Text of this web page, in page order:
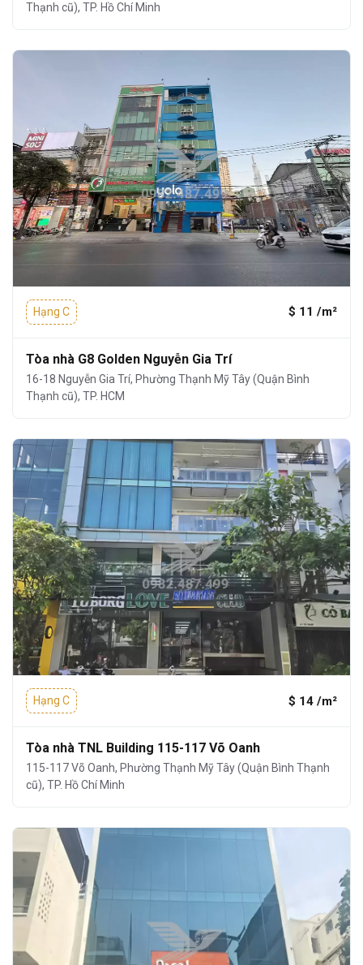
Thạnh cũ), TP. Hồ Chí Minh
Hạng C $ 11 /m²
Tòa nhà G8 Golden Nguyễn Gia Trí
16-18 Nguyễn Gia Trí, Phường Thạnh Mỹ Tây (Quận Bình
Thạnh cũ), TP. HCM
Hạng C $ 14 /m²
Tòa nhà TNL Building 115-117 Võ Oanh
115-117 Võ Oanh, Phường Thạnh Mỹ Tây (Quận Bình Thạnh
cũ), TP. Hồ Chí Minh